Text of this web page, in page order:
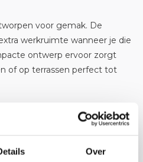
Over
voor gemak. De
werkruimte wanneer je die
ontwerp ervoor zorgt
of op terrassen perfect tot
Pro 425?
maximale controle